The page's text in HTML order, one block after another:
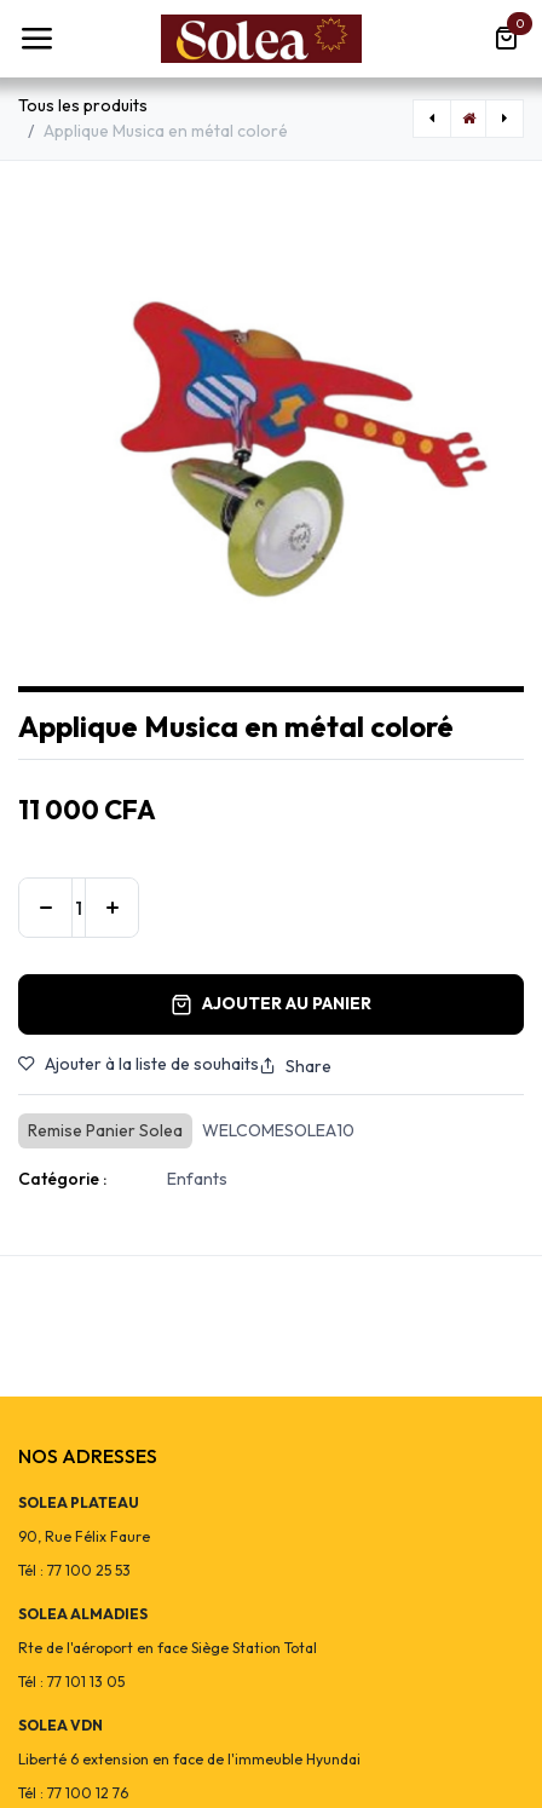
Se rendre au contenu
0
Tous les produits
Applique Musica en métal coloré
Applique Musica en métal coloré
11 000 CFA
AJOUTER AU PANIER
Ajouter à la liste de souhaits Share
Remise Panier Solea WELCOMESOLEA10
Catégorie : Enfants
NOS ADRESSES
SOLEA PLATEAU
90, Rue Félix Faure
Tél : 77 100 25 53
SOLEA ALMADIES
Rte de l'aéroport en face Siège Station Total
Tél : 77 101 13 05
SOLEA VDN
Liberté 6 extension en face de l'immeuble Hyundai
Tél : 77 100 12 76